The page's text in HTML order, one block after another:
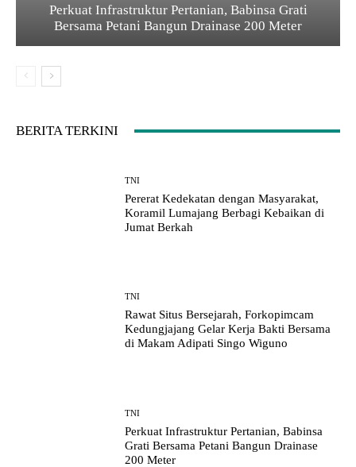
Perkuat Infrastruktur Pertanian, Babinsa Grati
Bersama Petani Bangun Drainase 200 Meter
BERITA TERKINI
TNI
Pererat Kedekatan dengan Masyarakat,
Koramil Lumajang Berbagi Kebaikan di
Jumat Berkah
TNI
Rawat Situs Bersejarah, Forkopimcam
Kedungjajang Gelar Kerja Bakti Bersama
di Makam Adipati Singo Wiguno
TNI
Perkuat Infrastruktur Pertanian, Babinsa
Grati Bersama Petani Bangun Drainase
200 Meter